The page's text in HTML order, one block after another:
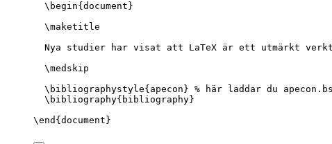
\begin{ document }
\maketitle
Nya studier har visat att LaTeX är ett utmärkt
\medskip
\bibliographystyle{apecon} % här laddar du
\bibliography{bibliography}
\end { document }